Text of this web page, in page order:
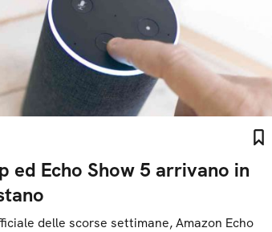
ed Echo Show 5 arrivano in
delle scorse settimane, Amazon Echo